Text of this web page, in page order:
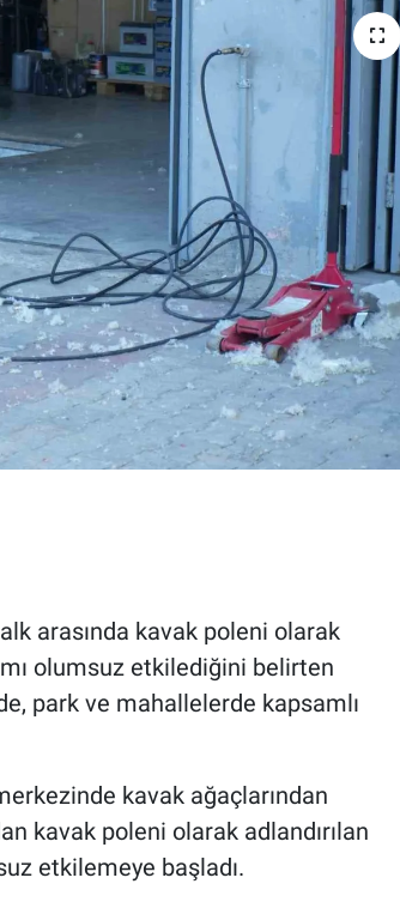
arasında kavak poleni olarak
olumsuz etkilediğini belirten
park ve mahallelerde kapsamlı
kavak ağaçlarından
kavak poleni olarak adlandırılan
etkilemeye başladı.